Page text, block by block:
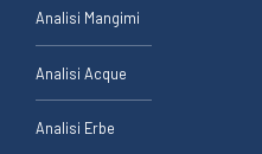
Analisi Mangimi
Analisi Acque
Analisi Erbe